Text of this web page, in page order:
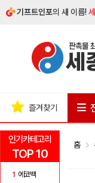
기프트인포의 새 이름!
인기카테고리
TOP 10
1 에코백
즐겨찾기
홈